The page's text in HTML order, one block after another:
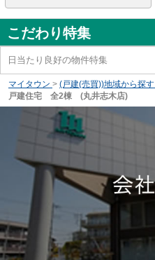
こだわり特集
日当たり良好の物件特集
マイタウン > (戸建(売買))地域から探す
戸建住宅 全2棟 (丸井志木店)